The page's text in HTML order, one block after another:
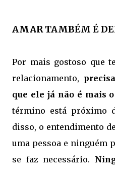
AMAR TAMBÉM É
Por mais gostoso que
relacionamento,
que ele já não é mais
término está próximo
disso, o entendimento
uma pessoa e ninguém
se faz necessário.